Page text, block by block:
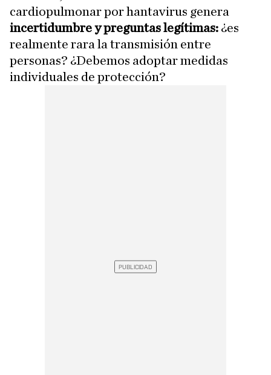
cardiopulmonar por hantavirus genera
incertidumbre y preguntas legítimas: ¿es
realmente rara la transmisión entre
personas? ¿Debemos adoptar medidas
individuales de protección?